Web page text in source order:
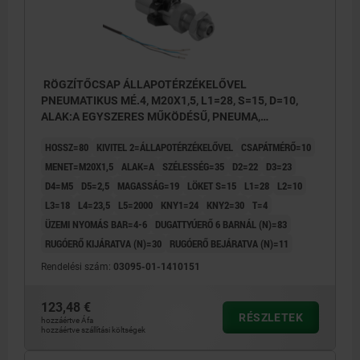
RÖGZÍTŐCSAP ÁLLAPOTÉRZÉKELŐVEL
PNEUMATIKUS MÉ.4, M20X1,5, L1=28, S=15, D=10,
ALAK:A EGYSZERES MŰKÖDÉSŰ, PNEUMA,
KOMP:NEMESACÉL CSUPASZ
HOSSZ=80 KIVITEL 2=ÁLLAPOTÉRZÉKELŐVEL
CSAPÁTMÉRŐ=10
MENET=M20X1,5 ALAK=A SZÉLESSÉG=35 D2=22
D3=23
D4=M5
D5=2,5 MAGASSÁG=19 LÖKET S=15 L1=28
L2=10
L3=18
L4=23,5 L5=2000 KNY1=24 KNY2=30 T=4
ÜZEMI NYOMÁS BAR=4-6
DUGATTYÚERŐ 6 BARNÁL (N)=83
RUGÓERŐ KIJÁRATVA (N)=30
RUGÓERŐ BEJÁRATVA (N)=11
Rendelési szám: 03095-01-1410151
123,48 €
hozzáértve Áfa
hozzáértve szállítási költségek
RÉSZLETEK